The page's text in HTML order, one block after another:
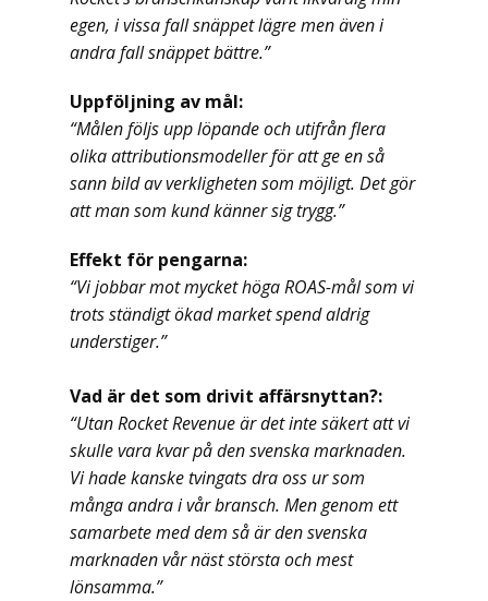
egen, i vissa fall snäppet lägre men även i
andra fall snäppet bättre.”
Uppföljning av mål:
“Målen följs upp löpande och utifrån flera
olika attributionsmodeller för att ge en så
sann bild av verkligheten som möjligt. Det gör
att man som kund känner sig trygg.”
Effekt för pengarna:
“Vi jobbar mot mycket höga ROAS-mål som vi
trots ständigt ökad market spend aldrig
understiger.”
Vad är det som drivit affärsnyttan?:
“Utan Rocket Revenue är det inte säkert att vi
skulle vara kvar på den svenska marknaden.
Vi hade kanske tvingats dra oss ur som
många andra i vår bransch. Men genom ett
samarbete med dem så är den svenska
marknaden vår näst största och mest
lönsamma.”